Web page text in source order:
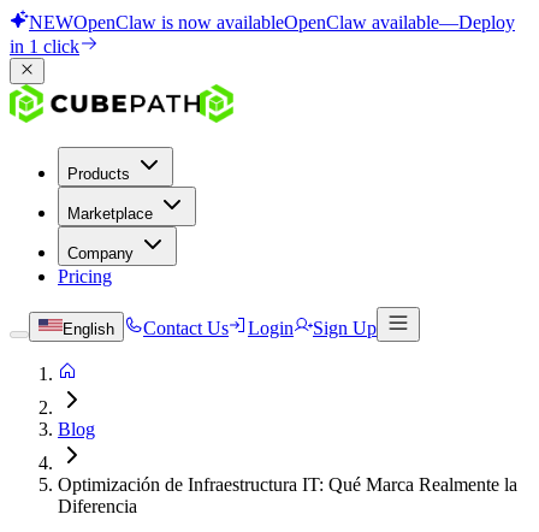
NEWOpenClaw is now availableOpenClaw available—Deploy
in 1 click
Products
Marketplace
Company
Pricing
English Contact Us Login Sign Up
Blog
Optimización de Infraestructura IT: Qué Marca Realmente la
Diferencia